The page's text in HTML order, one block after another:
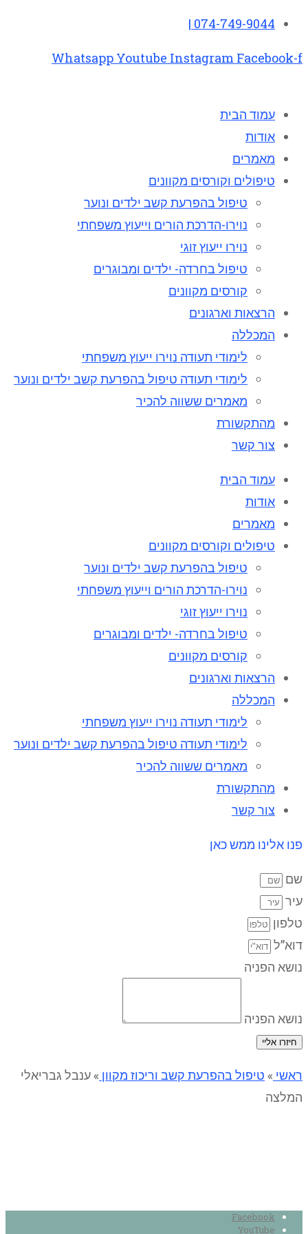
074-749-9044 |
Whatsapp Youtube Instagram Facebook-f
עמוד הבית
אודות
מאמרים
טיפולים וקורסים מקוונים
טיפול בהפרעת קשב ילדים ונוער
נוירו-הדרכת הורים וייעוץ משפחתי
נוירו ייעוץ זוגי
טיפול בחרדה- ילדים ומבוגרים
קורסים מקוונים
הרצאות וארגונים
המכללה
לימודי תעודה נוירו ייעוץ משפחתי
לימודי תעודה טיפול בהפרעת קשב ילדים ונוער
מאמרים ששווה להכיר
מהתקשורת
צור קשר
עמוד הבית
אודות
מאמרים
טיפולים וקורסים מקוונים
טיפול בהפרעת קשב ילדים ונוער
נוירו-הדרכת הורים וייעוץ משפחתי
נוירו ייעוץ זוגי
טיפול בחרדה- ילדים ומבוגרים
קורסים מקוונים
הרצאות וארגונים
המכללה
לימודי תעודה נוירו ייעוץ משפחתי
לימודי תעודה טיפול בהפרעת קשב ילדים ונוער
מאמרים ששווה להכיר
מהתקשורת
צור קשר
פנו אלינו ממש כאן
שם
עיר
טלפון
דוא”ל
נושא הפניה
נושא הפניה
חיזרו אליי
ראשי » טיפול בהפרעת קשב וריכוז מקוון »ענבל גבריאלי
המלצה
Facebook
YouTube